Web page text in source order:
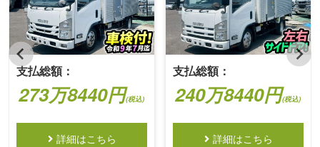
支払総額：
273万8440円(税込)
詳細はこちら
支払総額：
240万8440円(税込)
詳細はこちら